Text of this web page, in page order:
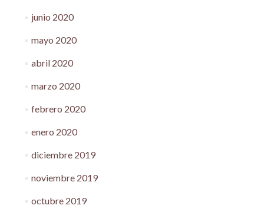
junio 2020
mayo 2020
abril 2020
marzo 2020
febrero 2020
enero 2020
diciembre 2019
noviembre 2019
octubre 2019